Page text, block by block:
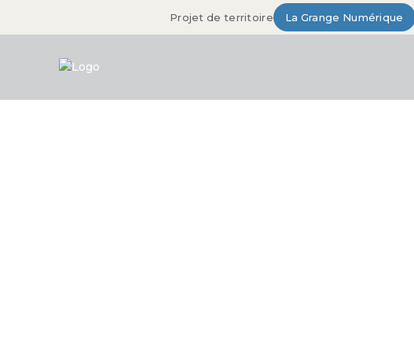
Projet de territoire La Grange Numérique